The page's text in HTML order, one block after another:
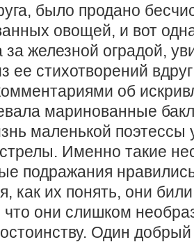
было продано
овощей, и вот
за железной оградой,
ее стихотворений
об
маринованные
маленькой поэтессы
стрелы. Именно такие
подражания
как их понять, они
что они слишком
Один